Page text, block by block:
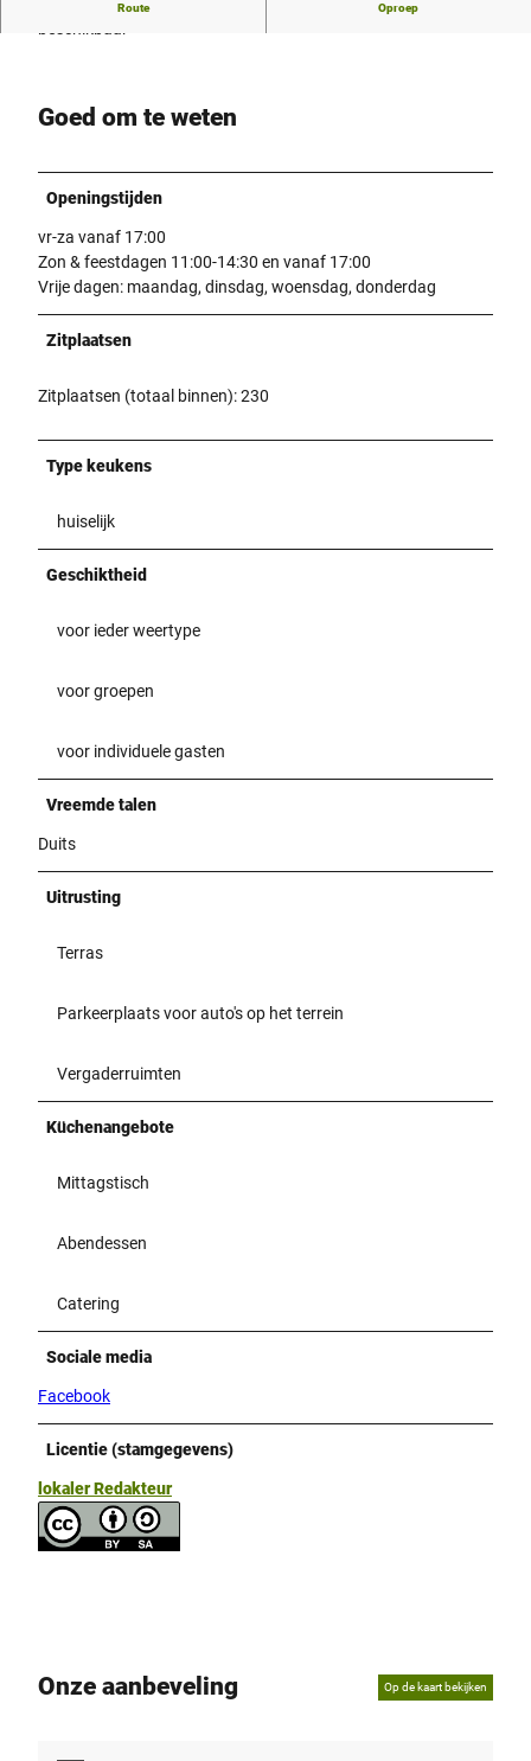
Route Oproep
Goed om te weten
Openingstijden
vr-za vanaf 17:00
Zon & feestdagen 11:00-14:30 en vanaf 17:00
Vrije dagen: maandag, dinsdag, woensdag, donderdag
Zitplaatsen
Zitplaatsen (totaal binnen): 230
Type keukens
huiselijk
Geschiktheid
voor ieder weertype
voor groepen
voor individuele gasten
Vreemde talen
Duits
Uitrusting
Terras
Parkeerplaats voor auto's op het terrein
Vergaderruimten
Küchenangebote
Mittagstisch
Abendessen
Catering
Sociale media
Facebook
Licentie (stamgegevens)
lokaler Redakteur
Onze aanbeveling Op de kaart bekijken